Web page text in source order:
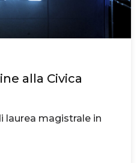
alla Civica
laurea magistrale in